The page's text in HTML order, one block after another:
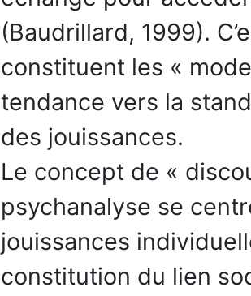
(Baudrillard, 1999).
constituent les «
tendance vers la
des jouissances.
Le concept de «
psychanalyse se
jouissances
constitution du lien